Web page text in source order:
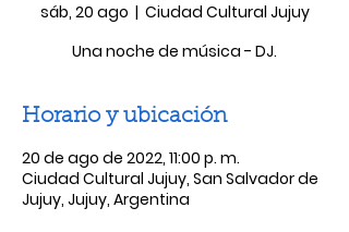
sáb, 20 ago
  |
Ciudad Cultural Jujuy
Una noche de música - DJ.
Horario y ubicación
20 de ago de 2022, 11:00 p. m.
Ciudad Cultural Jujuy, San Salvador de
Jujuy, Jujuy, Argentina